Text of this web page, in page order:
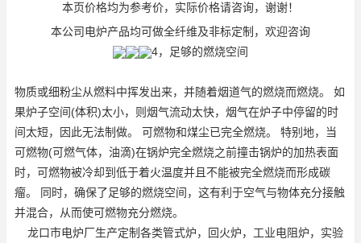
本页价格均为参考价，实际价格请咨询，谢谢！
本公司电炉产品均可做全纤维及非标定制，欢迎咨询
4，足够的燃烧空间
物质或细粉尘从燃料中挥发出来，并随着烟道气的燃烧而燃烧。 如
果炉子空间(体积)太小，则烟气流动太快，烟气在炉子中停留的时
间太短，因此无法制做。 可燃物和煤尘已完全燃烧。 特别地，当
可燃物(可燃气体，油滴)在锅炉完全燃烧之前撞击锅炉的加热表面
时，可燃物被冷却到低于着火温度并且不能被完全燃烧而形成碳
瘤。 同时，确保了足够的燃烧空间，这有利于空气与物体充分接触
并混合，从而使可燃物充分燃烧。
龙口市电炉厂生产定制各类管式炉，回火炉，工业电阻炉，实验